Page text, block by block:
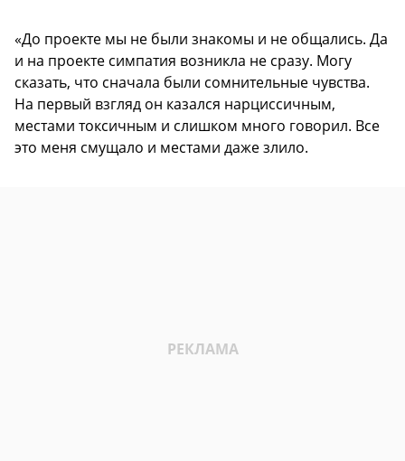
«До проекте мы не были знакомы и не общались. Да
и на проекте симпатия возникла не сразу. Могу
сказать, что сначала были сомнительные чувства.
На первый взгляд он казался нарциссичным,
местами токсичным и слишком много говорил. Все
это меня смущало и местами даже злило.